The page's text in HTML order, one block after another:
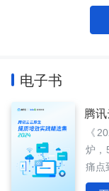
电子书
腾
《
炉，
痛点